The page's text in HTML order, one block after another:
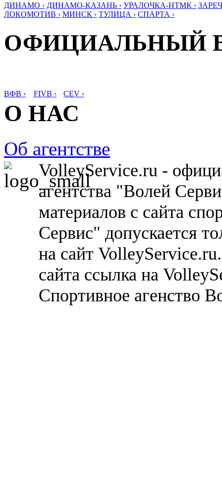
ДИНАМО › ДИНАМО-КАЗАНЬ › УРАЛОЧКА-НТМК ›
ЛОКОМОТИВ › МИНСК › ТУЛИЦА › СПАРТА ›
ОФИЦИАЛЬНЫЙ
ВФВ › FIVB › CEV ›
О НАС
Об агентстве
VolleyService.ru -
агентства "Волей
материалов с сайта
Сервис" допускается
на сайт
сайта ссылка на
Спортивное агенство